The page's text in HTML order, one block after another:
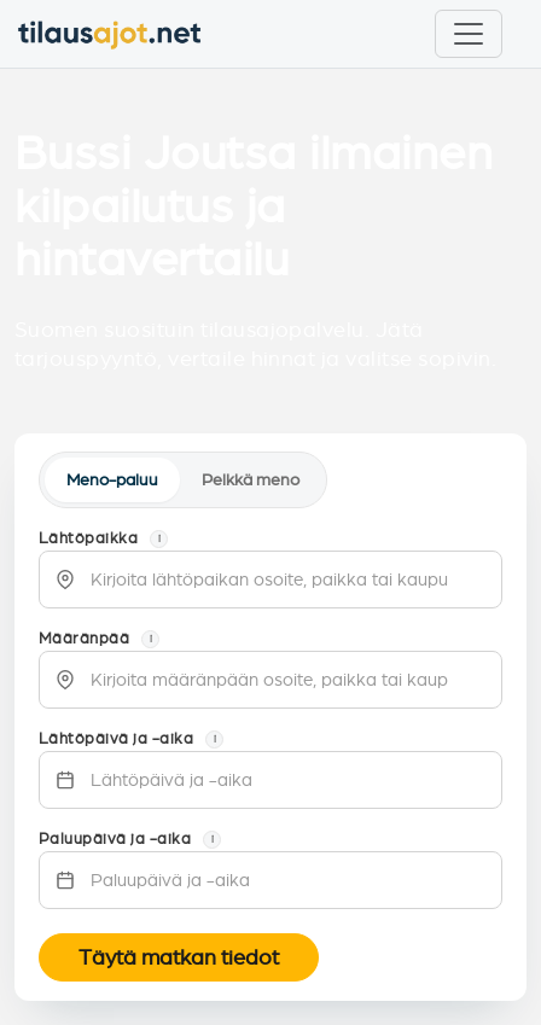
Meno-paluu Pelkkä meno
Lähtöpaikka i
Määränpää i
Lähtöpäivä ja -aika i
Paluupäivä ja -aika i
Täytä matkan tiedot